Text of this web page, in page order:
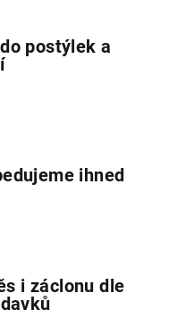
postýlek a
ihned
i záclonu dle